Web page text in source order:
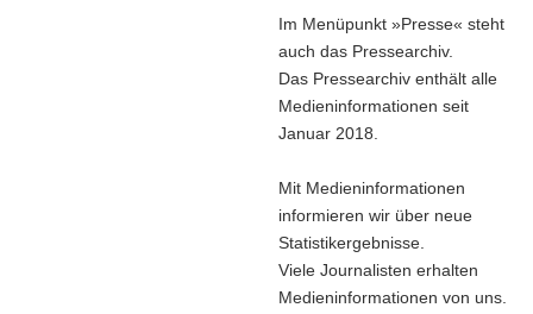
Im Menüpunkt »Presse« steht
auch das Pressearchiv.
Das Pressearchiv enthält alle
Medieninformationen seit
Januar 2018.
Mit Medieninformationen
informieren wir über neue
Statistikergebnisse.
Viele Journalisten erhalten
Medieninformationen von uns.